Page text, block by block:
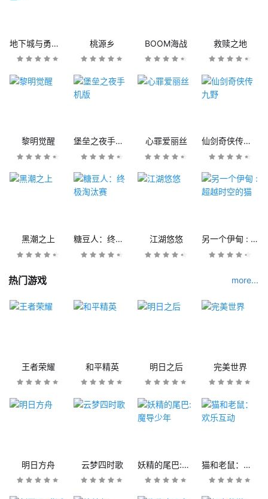
地下城与勇士M 桃源乡 BOOM海战 救赎之地
黎明觉醒 堡垒之夜手机版 心罪爱丽丝 仙剑奇侠传九野
黑潮之上 糖豆人：终极淘汰赛 江湖悠悠 另一个伊甸 : 超越时空的猫
热门游戏 more...
王者荣耀 和平精英 明日之后 完美世界
明日方舟 云梦四时歌 妖精的尾巴:魔导少年 猫和老鼠：欢乐互动